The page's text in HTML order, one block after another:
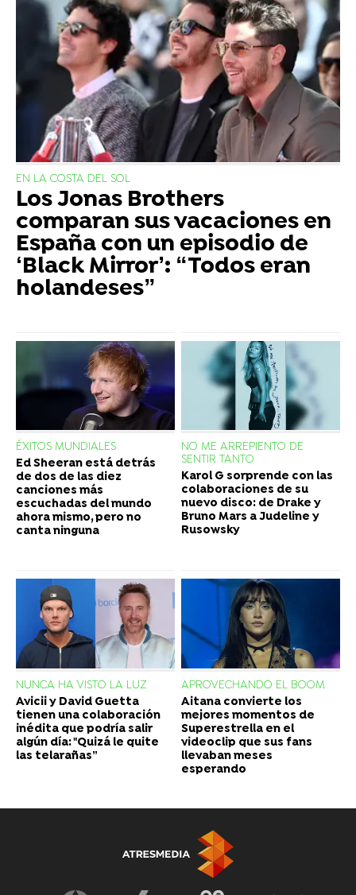
EN LA COSTA DEL SOL
Los Jonas Brothers
comparan sus vacaciones en
España con un episodio de
‘Black Mirror’: “Todos eran
holandeses”
ÉXITOS MUNDIALES
Ed Sheeran está detrás
de dos de las diez
canciones más
escuchadas del mundo
ahora mismo, pero no
canta ninguna
NO ME ARREPIENTO DE
SENTIR TANTO
Karol G sorprende con las
colaboraciones de su
nuevo disco: de Drake y
Bruno Mars a Judeline y
Rusowsky
NUNCA HA VISTO LA LUZ
Avicii y David Guetta
tienen una colaboración
inédita que podría salir
algún día: "Quizá le quite
las telarañas”
APROVECHANDO EL BOOM
Aitana convierte los
mejores momentos de
Superestrella en el
videoclip que sus fans
llevaban meses
esperando